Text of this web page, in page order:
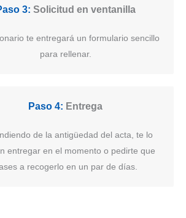
3: Solicitud en ventanilla
te entregará un formulario sencillo
para rellenar.
Paso 4: Entrega
de la antigüedad del acta, te lo
entregar en el momento o pedirte que
a recogerlo en un par de días.